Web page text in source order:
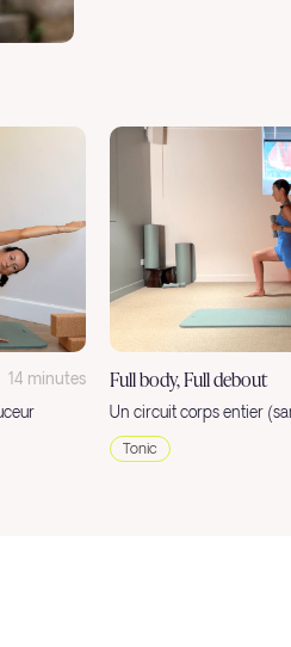
14 minutes
Full body, Full debout
Un circuit corps entier
Tonic